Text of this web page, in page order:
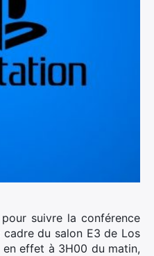
suivre la conférence
du salon E3 de Los
en effet à 3H00 du matin,